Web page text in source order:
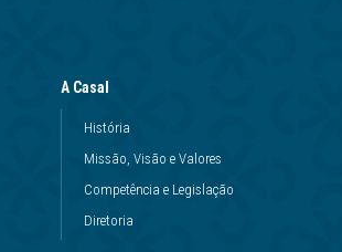
A Casal
História
Missão, Visão e Valores
Competência e Legislação
Diretoria